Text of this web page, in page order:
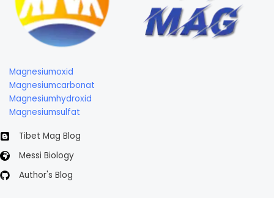
Magnesiumoxid
Magnesiumcarbonat
Magnesiumhydroxid
Magnesiumsulfat
Tibet Mag Blog
Messi Biology
Author's Blog